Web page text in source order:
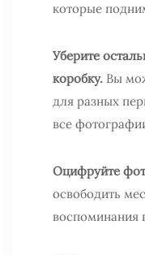
которые
Уберите
коробку. Вы
для разных
все
Оцифруйте
освободить
воспоминания